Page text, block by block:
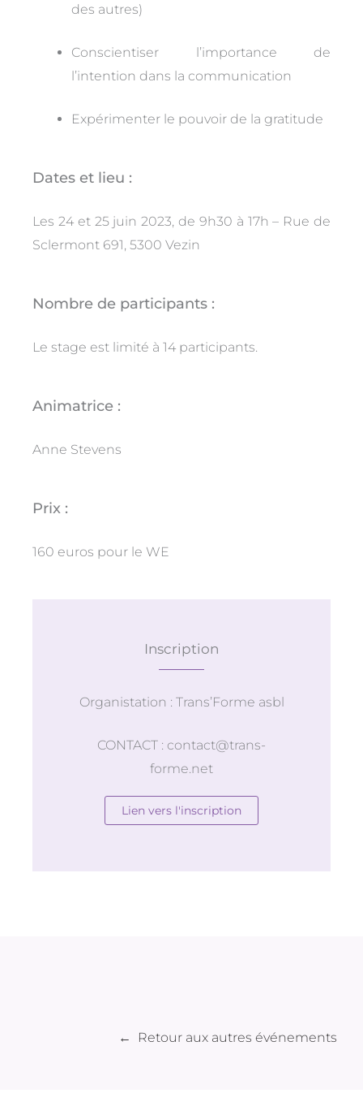
des autres)
Conscientiser l’importance de
l’intention dans la communication
Expérimenter le pouvoir de la gratitude
Dates et lieu :
Les 24 et 25 juin 2023, de 9h30 à 17h – Rue de
Sclermont 691, 5300 Vezin
Nombre de participants :
Le stage est limité à 14 participants.
Animatrice :
Anne Stevens
Prix :
160 euros pour le WE
Inscription
Organistation : Trans’Forme asbl
CONTACT : contact@trans-
forme.net
Lien vers l'inscription
← Retour aux autres événements